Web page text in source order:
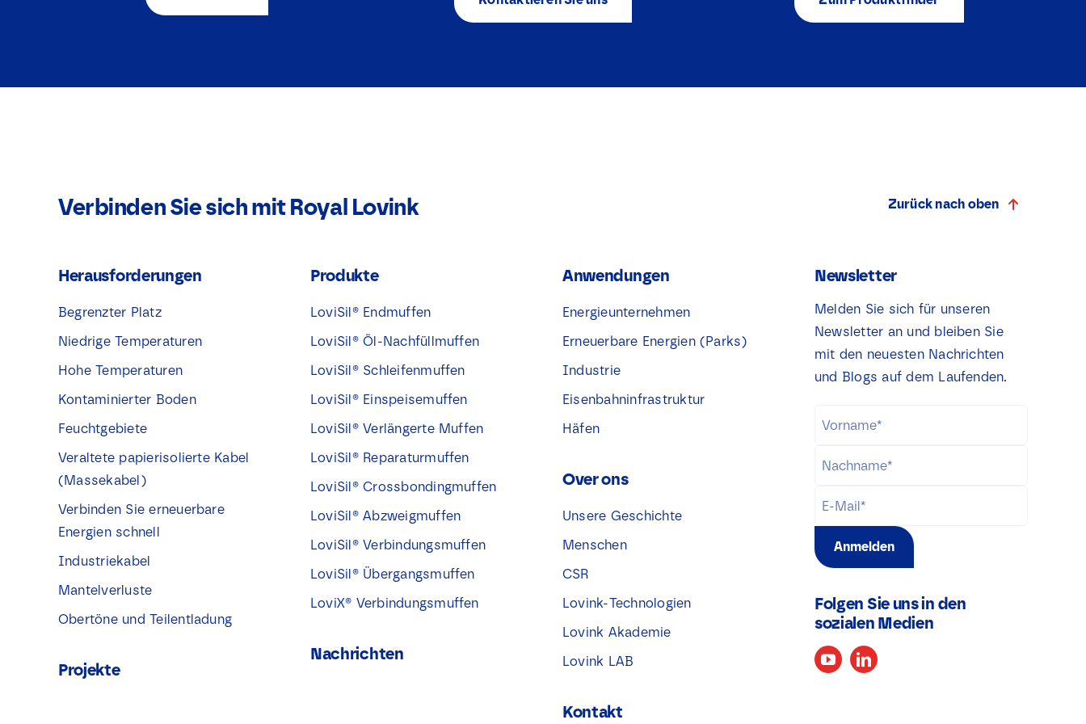
Verbinden Sie sich mit Royal Lovink Zurück nach oben
Herausforderungen
Begrenzter Platz
Niedrige Temperaturen
Hohe Temperaturen
Kontaminierter Boden
Feuchtgebiete
Veraltete papierisolierte Kabel
(Massekabel)
Verbinden Sie erneuerbare
Energien schnell
Industriekabel
Mantelverluste
Obertöne und Teilentladung
Projekte
Produkte
LoviSil® Endmuffen
LoviSil® Öl-Nachfüllmuffen
LoviSil® Schleifenmuffen
LoviSil® Einspeisemuffen
LoviSil® Verlängerte Muffen
LoviSil® Reparaturmuffen
LoviSil® Crossbondingmuffen
LoviSil® Abzweigmuffen
LoviSil® Verbindungsmuffen
LoviSil® Übergangsmuffen
LoviX® Verbindungsmuffen
Nachrichten
Anwendungen
Energieunternehmen
Erneuerbare Energien (Parks)
Industrie
Eisenbahninfrastruktur
Häfen
Over ons
Unsere Geschichte
Menschen
CSR
Lovink-Technologien
Lovink Akademie
Lovink LAB
Kontakt
Newsletter
Melden Sie sich für unseren
Newsletter an und bleiben Sie
mit den neuesten Nachrichten
und Blogs auf dem Laufenden.
Anmelden
Folgen Sie uns in den
sozialen Medien